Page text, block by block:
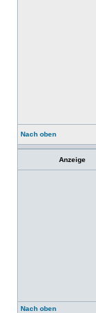
Nach oben
Anzeige
Nach oben